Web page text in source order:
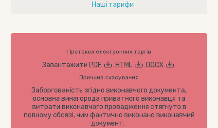
Наші тарифи
Протокол електронних торгів
Завантажити PDF HTML DOCX
Причина скасування
Заборгованість згідно виконавчого документа,
основна винагорода приватного виконавця та
витрати виконавчого провадження стягнуто в
повному обсязі, чим фактично виконано виконавчий
документ.